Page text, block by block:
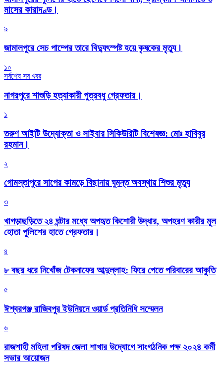
মাসের কারাদণ্ড।
৯
জামালপুরে সেচ পাম্পের তারে বিদ্যুৎস্পষ্ট হয়ে কৃষকের মৃত্যু।
১০
সর্বশেষ সব খবর
নাগরপুরে শাশুড়ি হত্যাকারী পুত্রবধু গ্রেফতার।
১
তরুণ আইটি উদ্যোক্তা ও সাইবার সিকিউরিটি বিশেষজ্ঞ: মোঃ হাবিবুর
রহমান।
২
গোমস্তাপুরে সাপের কামড়ে বিছানায় ঘুমন্ত অবস্থায় শিশুর মৃত্যু
৩
খাগড়াছড়িতে ২৪ ঘন্টার মধ্যে অপহৃত কিশোরী উদ্ধার, অপহরণ কারীর মূল
হোতা পুলিশের হাতে গ্রেফতার।
৪
৮ বছর ধরে নিখোঁজ টেকনাফের আব্দুল্লাহ: ফিরে পেতে পরিবারের আকুতি
৫
ঈশ্বরগঞ্জ রাজিবপুর ইউনিয়নে ওয়ার্ড প্রতিনিধি সম্মেলন
৬
রাজশাহী মহিলা পরিষদ জেলা শাখার উদ্যোগে সাংগঠনিক পক্ষ ২০২৪ কর্মী
সভার আয়োজন